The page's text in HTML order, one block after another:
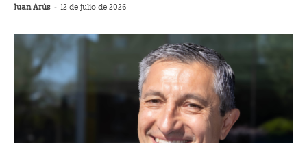
Juan Arús - 12 de julio de 2026